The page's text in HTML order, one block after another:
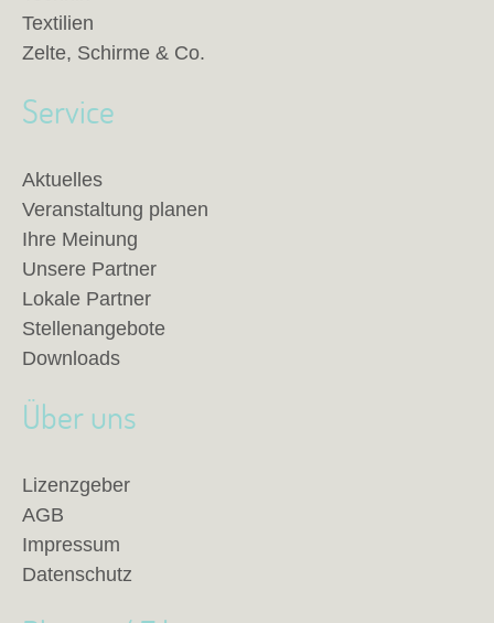
Textilien
Zelte, Schirme & Co.
Service
Aktuelles
Veranstaltung planen
Ihre Meinung
Unsere Partner
Lokale Partner
Stellenangebote
Downloads
Über uns
Lizenzgeber
AGB
Impressum
Datenschutz